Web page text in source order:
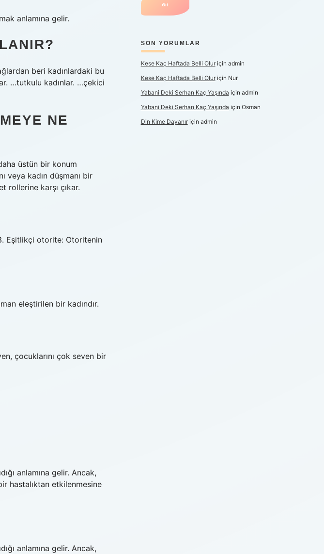
anlamına gelir.
beri kadınlardaki bu
…tutkulu kadınlar. …çekici
NE
üstün bir konum
veya kadın düşmanı bir
rollerine karşı çıkar.
Eşitlikçi otorite: Otoritenin
eleştirilen bir kadındır.
çocuklarını çok seven bir
anlamına gelir. Ancak,
hastalıktan etkilenmesine
anlamına gelir. Ancak,
SON YORUMLAR
Kese Kaç Haftada Belli Oluriçin admin
Kese Kaç Haftada Belli Oluriçin Nur
Yabani Deki Serhan Kaç Yaşında için admin
Yabani Deki Serhan Kaç Yaşında için Osman
Din Kime Dayanıriçin admin